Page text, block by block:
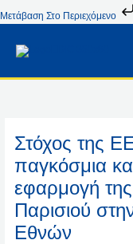
Μετάβαση Στο Περιεχόμενο
Στο
Στόχος της
παγκόσμια
εφαρμογή
Παρισιού
Εθνών